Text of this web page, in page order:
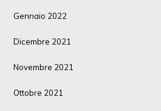
Gennaio 2022
Dicembre 2021
Novembre 2021
Ottobre 2021